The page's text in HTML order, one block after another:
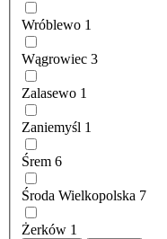
Wróblewo 1
Wągrowiec 3
Zalasewo 1
Zaniemyśl 1
Śrem 6
Środa Wielkopolska 7
Żerków 1